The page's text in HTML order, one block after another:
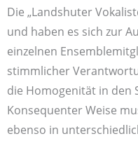
Die „Landshuter
und haben es sich zur
einzelnen
stimmlicher
die Homogenität in den
Konsequenter Weise
ebenso in